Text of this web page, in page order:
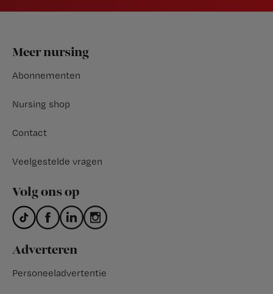
Footer
Meer nursing
Abonnementen
Nursing shop
Contact
Veelgestelde vragen
Volg ons op
Adverteren
Personeeladvertentie